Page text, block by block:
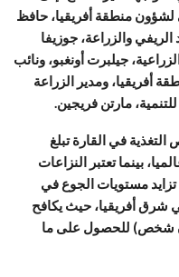
منطقة أفريقيا، حافظ
الريفي والزراعة، جوزيفا
جيلبرت أونغبو، ونائب
أفريقيا، ومدير الزراعة
مارتن فريجين.
في القارة تبلغ
عالميا، بينما تعتبر النزاعات
تزايد مستويات الجوع في
شرق أفريقيا، حيث يكافح
من السكان (133 مليون شخص) للحصول على ما